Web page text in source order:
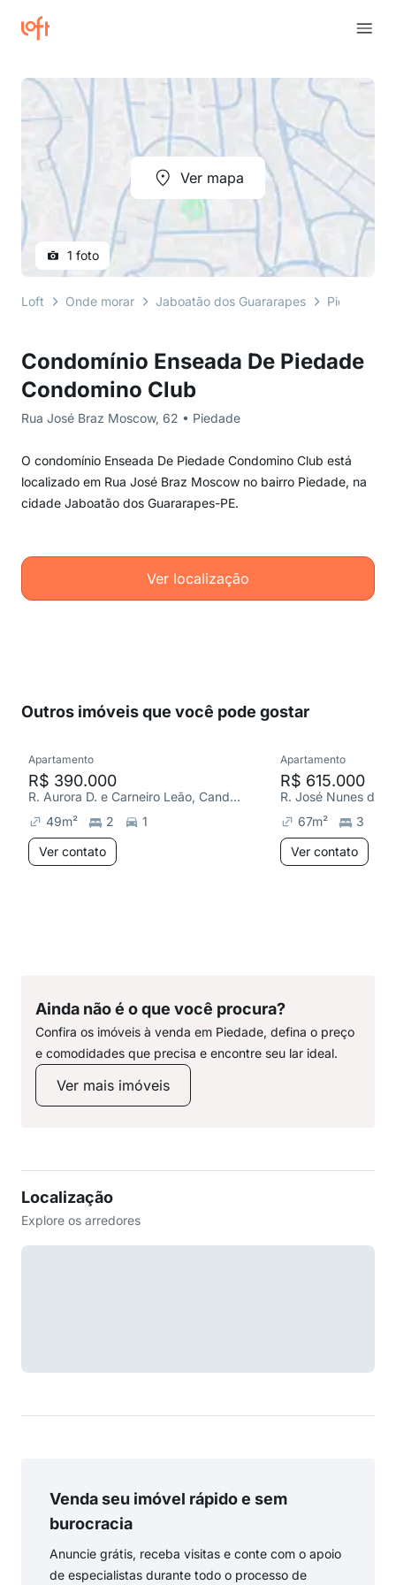
Condomínio Enseada De Piedade
Condomino Club
Rua José Braz Moscow, 62 • Piedade
O condomínio Enseada De Piedade Condomino Club está
localizado em Rua José Braz Moscow no bairro Piedade, na
cidade Jaboatão dos Guararapes-PE.
Ver localização
Ver mapa
1 foto
Loft Onde morar Jaboatão dos Guararapes Piedade
Outros imóveis que você pode gostar
Apartamento
R$ 390.000
R. Aurora D. e Carneiro Leão, Candeias
49m² 2
1
Ver contato
Apartamento
R$ 615.000
R. José Nunes da
67m² 3
Ver contato
Ainda não é o que você procura?
Confira os imóveis à venda em Piedade, defina o preço
e comodidades que precisa e encontre seu lar ideal.
Ver mais imóveis
Localização
Explore os arredores
Venda seu imóvel rápido e sem
burocracia
Anuncie grátis, receba visitas e conte com o apoio
de especialistas durante todo o processo de